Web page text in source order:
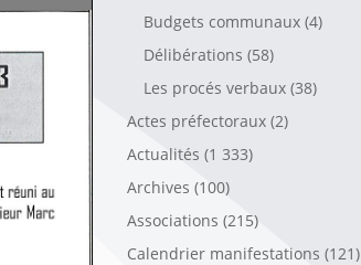
Budgets communaux(4)
Délibérations (58)
Les procés verbaux(38)
Actes préfectoraux(2)
Actualités (1 333)
Archives (100)
Associations (215)
Calendrier manifestations (121)